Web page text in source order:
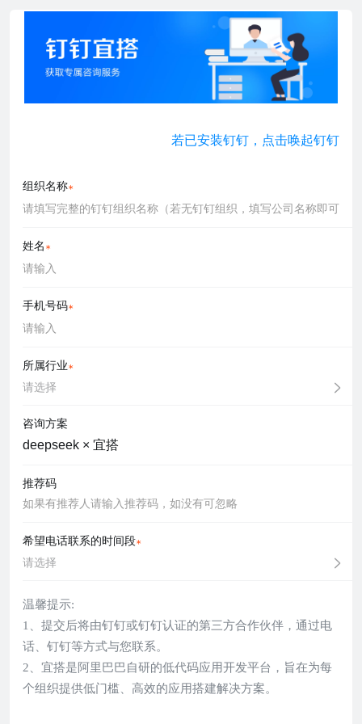
若已安装钉钉，点击唤起钉钉
组织名称
姓名
手机号码
所属行业
请选择
咨询方案
deepseek × 宜搭
推荐码
希望电话联系的时间段
请选择
温馨提示:
1、提交后将由钉钉或钉钉认证的第三方合作伙伴，通过电
话、钉钉等方式与您联系。
2、宜搭是阿里巴巴自研的低代码应用开发平台，旨在为每
个组织提供低门槛、高效的应用搭建解决方案。